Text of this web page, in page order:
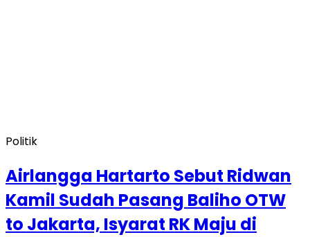
Politik
Airlangga Hartarto Sebut Ridwan
Kamil Sudah Pasang Baliho OTW
to Jakarta, Isyarat RK Maju di